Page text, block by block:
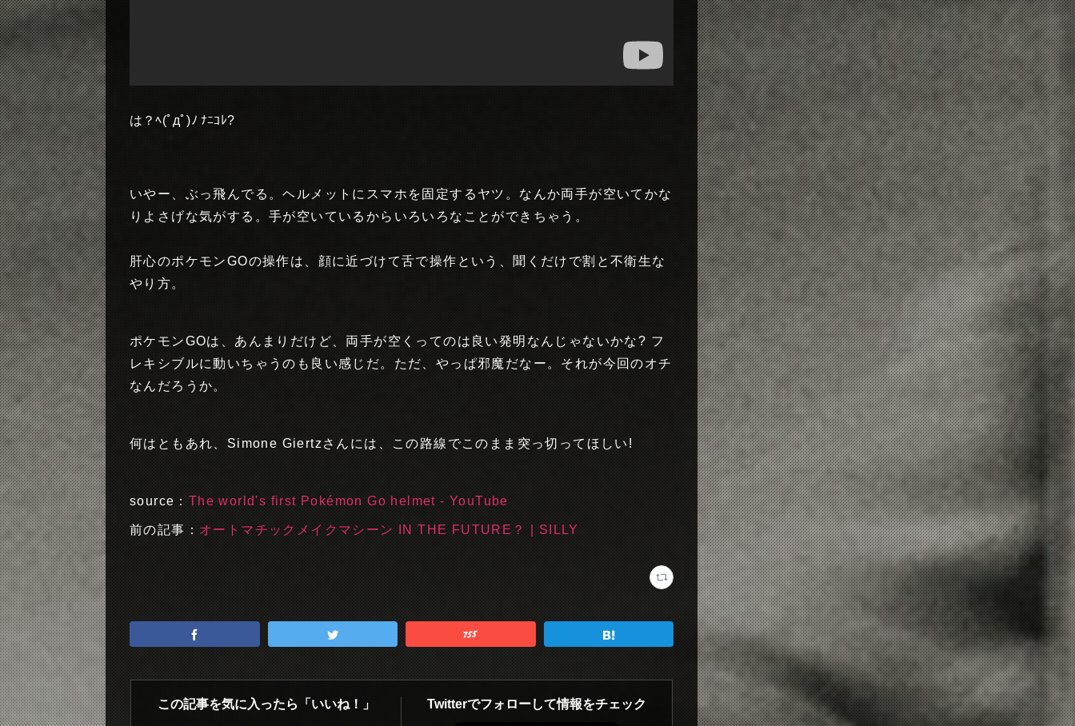
は？ﾍ(ﾟдﾟ)ﾉ ﾅﾆｺﾚ?
いやー、ぶっ飛んでる。ヘルメットにスマホを固定するヤツ。なんか両手が空いてかな
りよさげな気がする。手が空いているからいろいろなことができちゃう。
肝心のポケモンGOの操作は、顔に近づけて舌で操作という、聞くだけで割と不衛生な
やり方。
ポケモンGOは、あんまりだけど、両手が空くってのは良い発明なんじゃないかな? フ
レキシブルに動いちゃうのも良い感じだ。ただ、やっぱ邪魔だなー。それが今回のオチ
なんだろうか。
何はともあれ、Simone Giertzさんには、この路線でこのまま突っ切ってほしい!
source： The world's first Pokémon Go helmet - YouTube
前の記事： オートマチックメイクマシーン IN THE FUTURE？ | SILLY